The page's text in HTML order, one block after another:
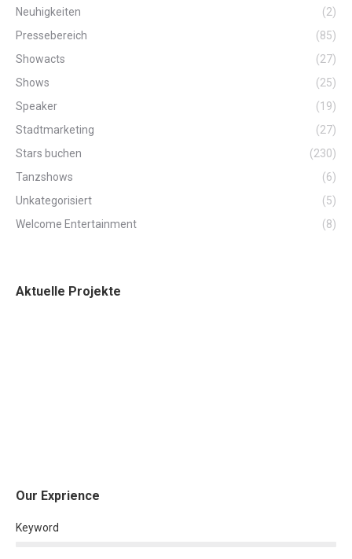
Neuhigkeiten
(2)
Pressebereich
(85)
Showacts
(27)
Shows
(25)
Speaker
(19)
Stadtmarketing
(27)
Stars buchen
(230)
Tanzshows
(6)
Unkategorisiert
(5)
Welcome Entertainment
(8)
Aktuelle Projekte
Our Exprience
Keyword